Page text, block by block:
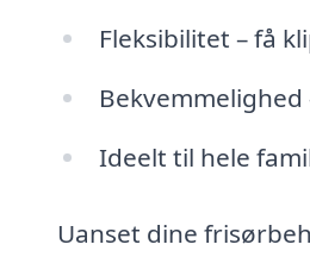
Fleksibilitet – få
Ideelt til hele
Uanset dine